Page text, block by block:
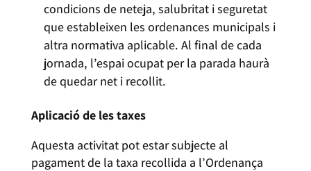
condicions de neteja, salubritat i seguretat
que estableixen les ordenances municipals i
altra normativa aplicable. Al final de cada
jornada, l’espai ocupat per la parada haurà
de quedar net i recollit.
Aplicació de les taxes
Aquesta activitat pot estar subjecte al
pagament de la taxa recollida a l’Ordenança